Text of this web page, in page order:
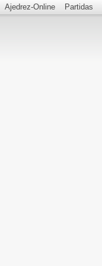
Ajedrez-Online Partidas